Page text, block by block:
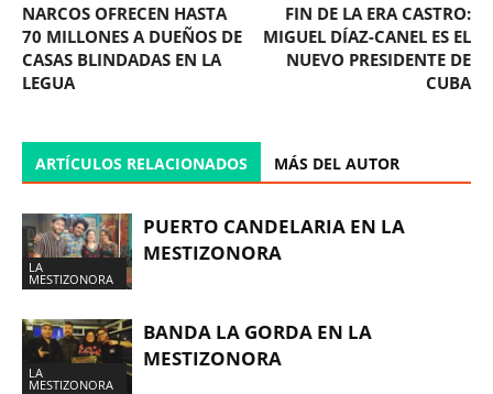
NARCOS OFRECEN HASTA
70 MILLONES A DUEÑOS DE
CASAS BLINDADAS EN LA
LEGUA
FIN DE LA ERA CASTRO:
MIGUEL DÍAZ-CANEL ES EL
NUEVO PRESIDENTE DE
CUBA
ARTÍCULOS RELACIONADOS MÁS DEL AUTOR
LA
MESTIZONORA
PUERTO CANDELARIA EN LA
MESTIZONORA
LA
MESTIZONORA
BANDA LA GORDA EN LA
MESTIZONORA